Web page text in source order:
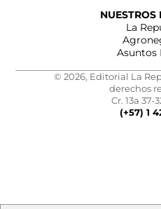
NUESTROS
La
Asuntos
© 2026, Editorial La
derechos
Cr. 13a 37-
(+57) 1